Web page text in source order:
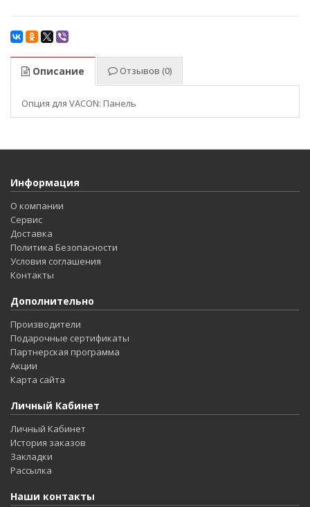
Описание Отзывов (0)
Опция для VACON: Панель
Информация
О компании
Сервис
Доставка
Политика Безопасности
Условия соглашения
Контакты
Дополнительно
Производители
Подарочные сертификаты
Партнерская программа
Акции
Карта сайта
Личный Кабинет
Личный Кабинет
История заказов
Закладки
Рассылка
Наши контакты